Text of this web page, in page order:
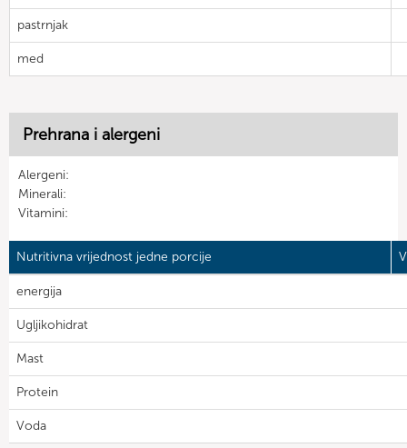
pastrnjak
med
Prehrana i alergeni
Alergeni:
Minerali:
Vitamini:
Nutritivna vrijednost jedne porcije
energija
Ugljikohidrat
Mast
Protein
Voda